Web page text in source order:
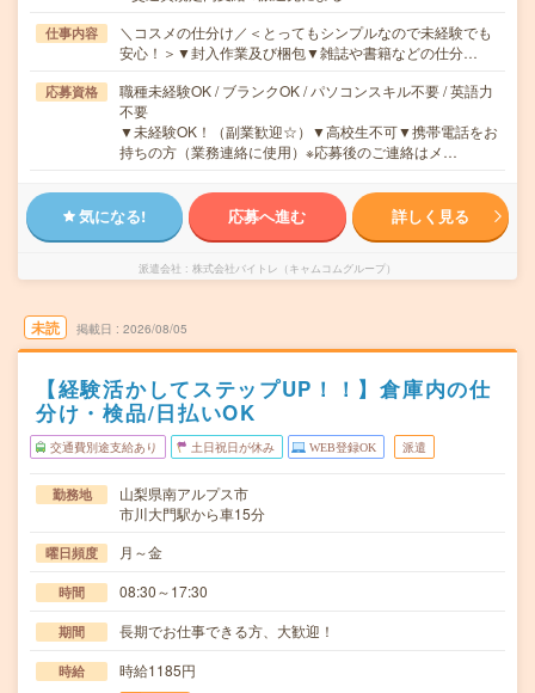
仕事内容
＼コスメの仕分け／＜とってもシンプルなので未経験でも
安心！＞▼封入作業及び梱包▼雑誌や書籍などの仕分…
応募資格
職種未経験OK / ブランクOK / パソコンスキル不要 / 英語力
不要
▼未経験OK！（副業歓迎☆）▼高校生不可▼携帯電話をお
持ちの方（業務連絡に使用）※応募後のご連絡はメ…
気になる! 応募へ進む 詳しく見る
派遣会社 株式会社バイトレ（キャムコムグループ）
未読 掲載日 2026/08/05
【経験活かしてステップUP！！】倉庫内の仕
分け・検品/日払いOK
交通費別途支給あり 土日祝日が休み WEB登録OK 派遣
勤務地
山梨県南アルプス市
市川大門駅から車15分
曜日頻度 月～金
時間 08:30～17:30
期間 長期でお仕事できる方、大歓迎！
時給 時給1185円